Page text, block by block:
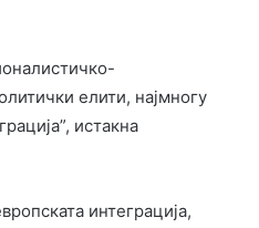
елити, најмногу
истакна
интеграција,